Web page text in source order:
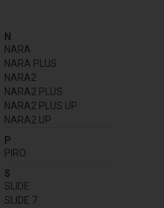
N
NARA
NARA PLUS
NARA2
NARA2 PLUS
NARA2 PLUS UP
NARA2 UP
P
PIRO
S
SLIDE
SLIDE 7